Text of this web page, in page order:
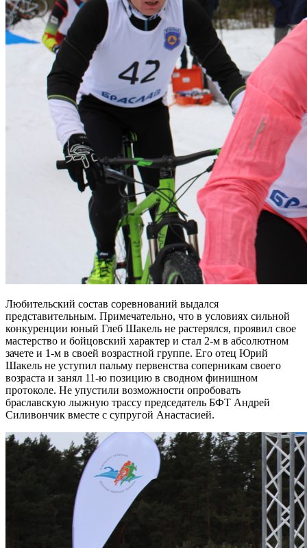
Любительский состав соревнований выдался
представительным. Примечательно, что в условиях сильной
конкуренции юный Глеб Шакель не растерялся, проявил свое
мастерство и бойцовский характер и стал 2-м в абсолютном
зачете и 1-м в своей возрастной группе. Его отец Юрий
Шакель не уступил пальму первенства соперникам своего
возраста и занял 11-ю позицию в сводном финишном
протоколе. Не упустили возможности опробовать
браславскую лыжную трассу председатель БФТ Андрей
Силивончик вместе с супругой Анастасией.